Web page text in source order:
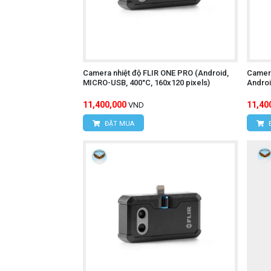
Camera nhiệt độ FLIR ONE PRO (Android,
MICRO-USB, 400°C, 160x120 pixels)
11,400,000 VND
ĐẶT MUA